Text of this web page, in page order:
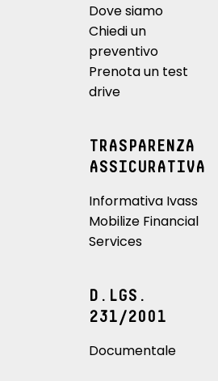
Dove siamo
Chiedi un
preventivo
Prenota un test
drive
TRASPARENZA
ASSICURATIVA
Informativa Ivass
Mobilize Financial
Services
D.LGS.
231/2001
Documentale